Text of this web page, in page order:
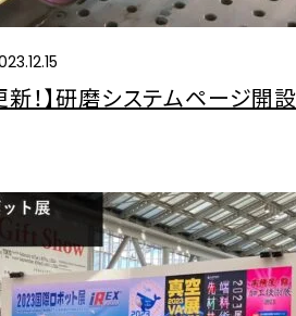
新！】研磨システムページ開